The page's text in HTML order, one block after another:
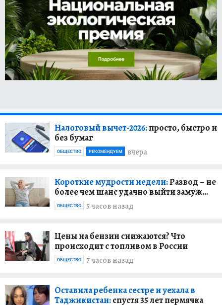
Налоговый вычет-2026:просто, быстро и
без бумаг
вчера
ОБЩЕСТВО РЕКОМЕНДУЕМ
Короткие мудрости недели:Развод – не
более чем шанс удачно выйти замуж...
5 часов назад
ОБЩЕСТВО
Цены на бензин снижаются? Что
происходит с топливом в России
7 часов назад
ОБЩЕСТВО
Оставила ребенка сестре и уехала в
Таджикистан:спустя 35 лет пермячка